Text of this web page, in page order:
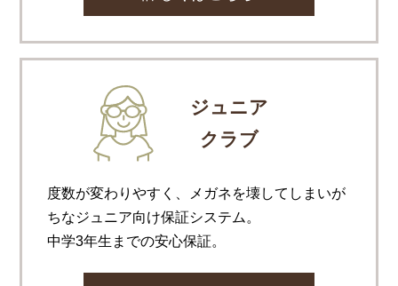
ジュニア
クラブ
度数が変わりやすく、メガネを壊してしまいが
ちなジュニア向け保証システム。
中学3年生までの安心保証。